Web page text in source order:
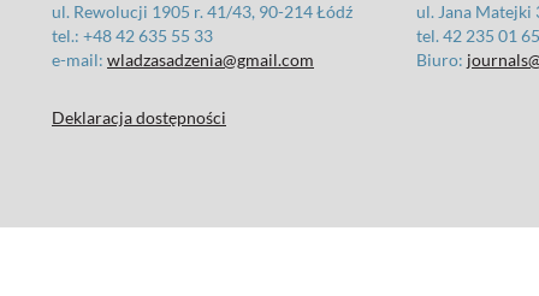
ul. Rewolucji 1905 r. 41/43, 90-214 Łódź
tel.: +48 42 635 55 33
e-mail: wladzasadzenia@gmail.com
ul. Jana Matejki
tel. 42 235 01
Biuro:
Deklaracja dostępności